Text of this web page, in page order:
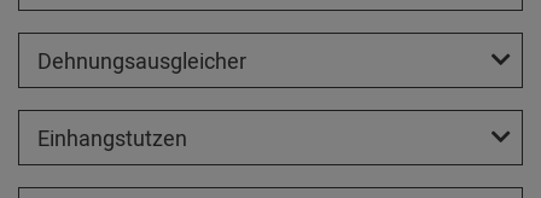
Dehnungsausgleicher
Einhangstutzen